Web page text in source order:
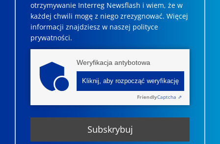
otrzymywanie Interreg Newsflash i wiem, że w
każdej chwili mogę z niego zrezygnować. ­­Więcej
informacji znajdziesz w naszej polityce
prywatności.
Weryfikacja antybotowa
Kliknij, aby rozpocząć weryfikację
FriendlyCaptcha ⇗